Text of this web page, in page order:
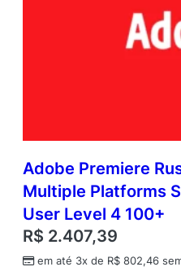
Adobe Premiere
Multiple Platforms
User Level 4 100+
R$ 2.407,39
em até 3x de R$ 802,46